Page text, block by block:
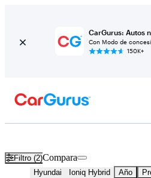
CarGurus: Autos
Con Modo de
150K+
Filtro (2)Compara
Hyundai Ioniq Hybrid Año